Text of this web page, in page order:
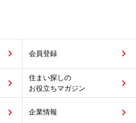
会員登録
住まい探しの
お役立ちマガジン
企業情報